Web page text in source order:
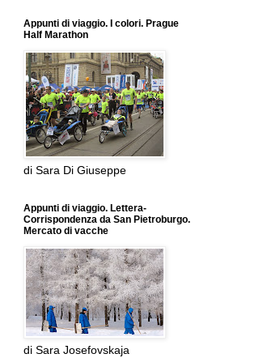
Appunti di viaggio. I colori. Prague
Half Marathon
di Sara Di Giuseppe
Appunti di viaggio. Lettera-
Corrispondenza da San Pietroburgo.
Mercato di vacche
di Sara Josefovskaja